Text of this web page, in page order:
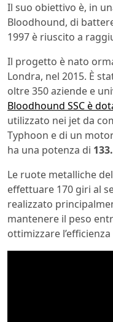
Il suo obiettivo è, in
Bloodhound, di
1997 è riuscito a
Il progetto è nato
Londra, nel 2015. È
oltre 350 aziende e
Bloodhound SSC è
utilizzato nei jet da
Typhoon e di un
ha una potenza di
Le ruote metalliche
effettuare 170 giri al
realizzato
mantenere il peso
ottimizzare